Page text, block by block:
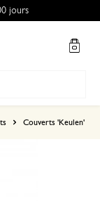
jours
Couverts 'Keulen'